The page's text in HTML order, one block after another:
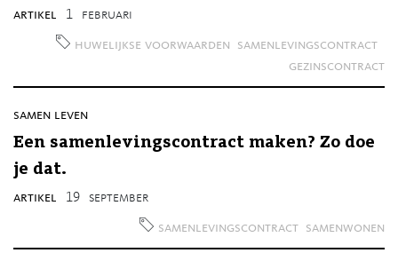
artikel 1 februari
huwelijkse voorwaarden
samenlevingscontract
gezinscontract
samen leven
Een samenlevingscontract maken? Zo doe
je dat.
artikel 19 september
samenlevingscontract samenwonen